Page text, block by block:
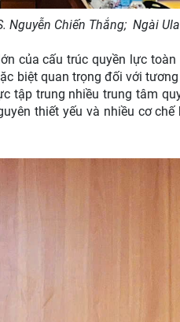
Nguyễn Chiến Thắng; Ngài
của cấu trúc quyền lực toàn
biệt quan trọng đối với
tập trung nhiều trung tâm
thiết yếu và nhiều cơ chế